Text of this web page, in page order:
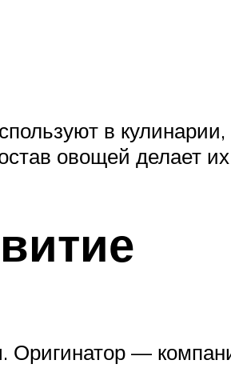
в
овощей делает
Оригинатор —